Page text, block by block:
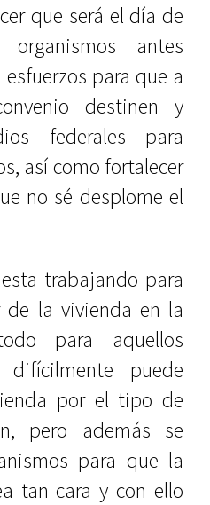
que será el día de
antes
para que a
destinen y
federales para
así como fortalecer
no sé desplome el
trabajando para
de la vivienda en la
para aquellos
puede
por el tipo de
pero además se
para que la
tan cara y con ello